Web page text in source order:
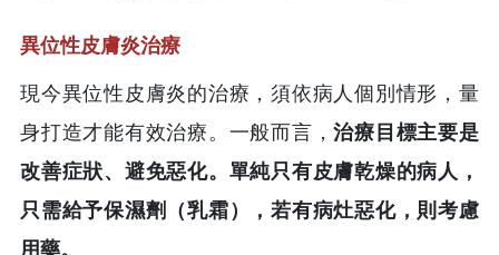
異位性皮膚炎治療
現今異位性皮膚炎的治療，須依病人個別情形，量
身打造才能有效治療。一般而言，治療目標主要是
改善症狀、避免惡化。單純只有皮膚乾燥的病人，
只需給予保濕劑（乳霜），若有病灶惡化，則考慮
用藥。